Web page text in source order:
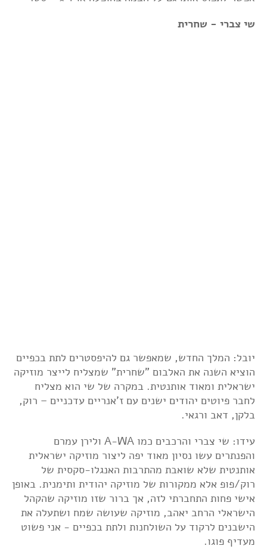
שי צברי - שחרית
יובל: המלך החדש, שמאפשר גם להיפסטרים לתת בכפיים
הוציא השנה את האלבום "שחרית" שמצליח לייצר מוזיקה
ישראלית ומאוד אותנטית. במקרה של שי הוא מצליח
לחבר פיוטים יהודים ישנים עם ז'אנריים עדכניים – רוק,
בלקן, דאב ורגאי.
עידו: שי צברי והרכבים כמו A-WA ולירן עמרם
והפנתרים עשו נסיון מאוד יפה ליצור מוזיקה ישראלית
אותנטית שלא שואבת מהתרבות האנגלו-סקסית של
רוק/פופ אלא ממקורות של מוזיקה יהודית ותימנית. באופן
אישי פחות התחברתי לזה, אך ברור שזו מוזיקה שהקהל
הישראלי הרחב יאהב, מוזיקה שעושה שמח ושתעלה את
הישבנים לרקוד על השולחנות ולתת בכפיים - אני פשוט
מעדיף פוגו.